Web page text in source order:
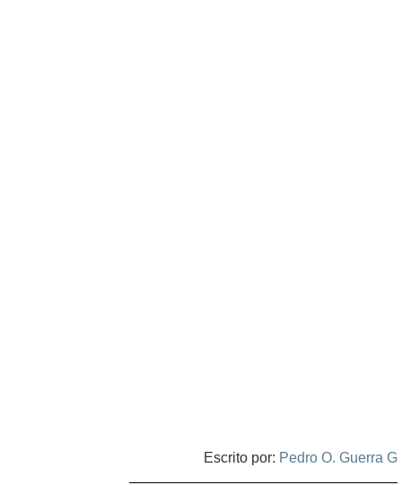
Escrito por: Pedro O. Guerra G